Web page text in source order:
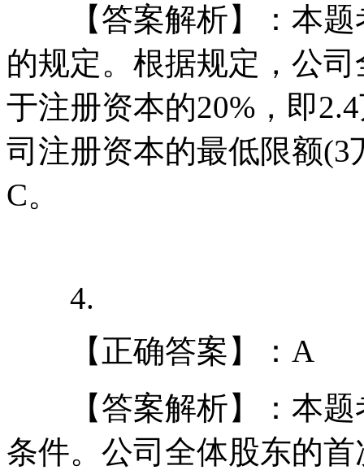
【答案解析】：本题
的规定。根据规定，公
于注册资本的20%，即
司注册资本的最低限额
C。
4.
【正确答案】：A
【答案解析】：本题
条件。公司全体股东的